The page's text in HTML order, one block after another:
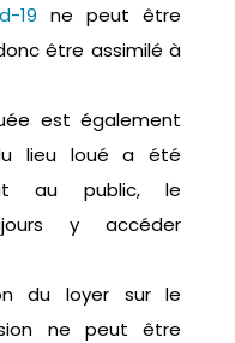
19 ne peut être
être assimilé à
est également
lieu loué a été
au public, le
y accéder
du loyer sur le
ne peut être